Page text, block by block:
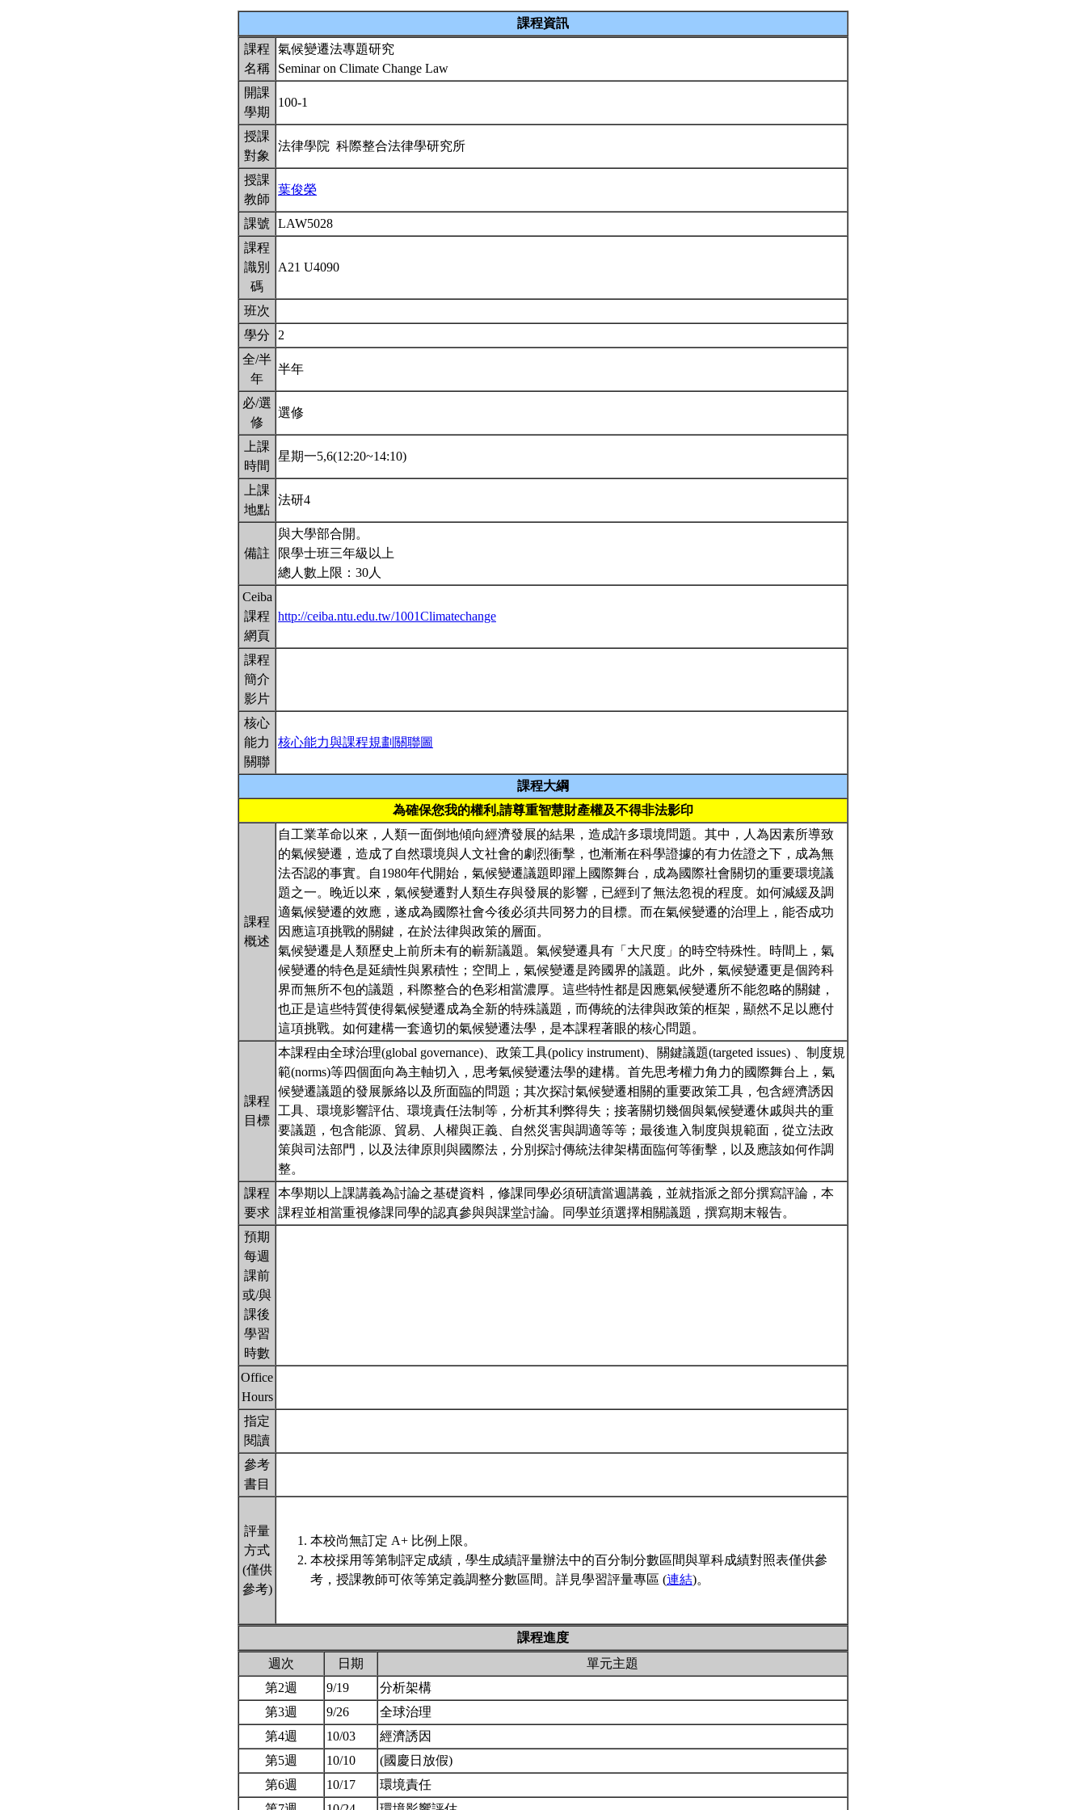
課程資訊
課程
名稱
氣候變遷法專題研究
Seminar on Climate Change Law
開課
學期
100-1
授課
對象
法律學院 科際整合法律學研究所
授課
教師
葉俊榮
課號
LAW5028
課程
識別
碼
A21 U4090
班次
學分
2
全/半
年
半年
必/選
修
選修
上課
時間
星期一5,6(12:20~14:10)
上課
地點
法研4
備註
與大學部合開。
限學士班三年級以上
總人數上限：30人
Ceiba
課程
網頁
http://ceiba.ntu.edu.tw/1001Climatechange
課程
簡介
影片
核心
能力
關聯
核心能力與課程規劃關聯圖
課程大綱
為確保您我的權利,請尊重智慧財產權及不得非法影印
課程
概述
自工業革命以來，人類一面倒地傾向經濟發展的結果，造成許多環境問題。其中，人為因素所導致
的氣候變遷，造成了自然環境與人文社會的劇烈衝擊，也漸漸在科學證據的有力佐證之下，成為無
法否認的事實。自1980年代開始，氣候變遷議題即躍上國際舞台，成為國際社會關切的重要環境議
題之一。晚近以來，氣候變遷對人類生存與發展的影響，已經到了無法忽視的程度。如何減緩及調
適氣候變遷的效應，遂成為國際社會今後必須共同努力的目標。而在氣候變遷的治理上，能否成功
因應這項挑戰的關鍵，在於法律與政策的層面。
氣候變遷是人類歷史上前所未有的嶄新議題。氣候變遷具有「大尺度」的時空特殊性。時間上，氣
候變遷的特色是延續性與累積性；空間上，氣候變遷是跨國界的議題。此外，氣候變遷更是個跨科
界而無所不包的議題，科際整合的色彩相當濃厚。這些特性都是因應氣候變遷所不能忽略的關鍵，
也正是這些特質使得氣候變遷成為全新的特殊議題，而傳統的法律與政策的框架，顯然不足以應付
這項挑戰。如何建構一套適切的氣候變遷法學，是本課程著眼的核心問題。
課程
目標
本課程由全球治理(global governance)、政策工具(policy instrument)、關鍵議題(targeted issues) 、制度規
範(norms)等四個面向為主軸切入，思考氣候變遷法學的建構。首先思考權力角力的國際舞台上，氣
候變遷議題的發展脈絡以及所面臨的問題；其次探討氣候變遷相關的重要政策工具，包含經濟誘因
工具、環境影響評估、環境責任法制等，分析其利弊得失；接著關切幾個與氣候變遷休戚與共的重
要議題，包含能源、貿易、人權與正義、自然災害與調適等等；最後進入制度與規範面，從立法政
策與司法部門，以及法律原則與國際法，分別探討傳統法律架構面臨何等衝擊，以及應該如何作調
整。
課程
要求
本學期以上課講義為討論之基礎資料，修課同學必須研讀當週講義，並就指派之部分撰寫評論，本
課程並相當重視修課同學的認真參與與課堂討論。同學並須選擇相關議題，撰寫期末報告。
預期
每週
課前
或/與
課後
學習
時數
Office
Hours
指定
閱讀
參考
書目
評量
方式
(僅供
參考)
本校尚無訂定 A+ 比例上限。
本校採用等第制評定成績，學生成績評量辦法中的百分制分數區間與單科成績對照表僅供參
考，授課教師可依等第定義調整分數區間。詳見學習評量專區 (連結)。
課程進度
週次
日期
單元主題
第2週
9/19
分析架構
第3週
9/26
全球治理
第4週
10/03
經濟誘因
第5週
10/10
(國慶日放假)
第6週
10/17
環境責任